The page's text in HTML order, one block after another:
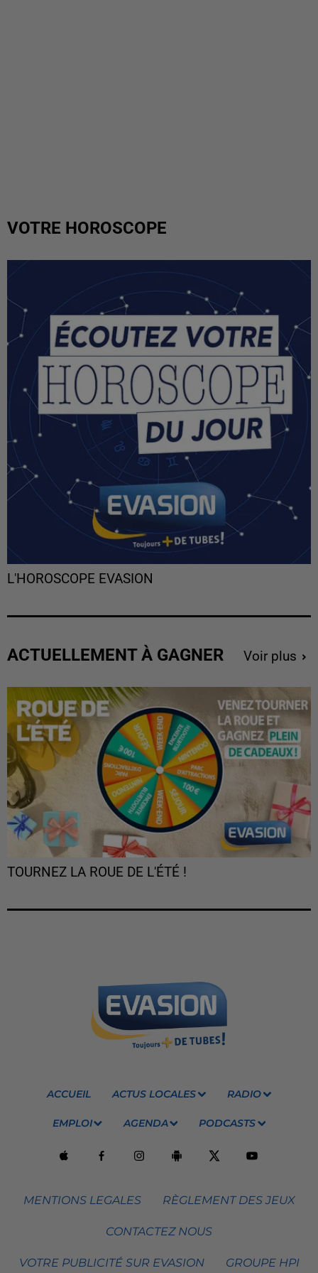
VOTRE HOROSCOPE
L'HOROSCOPE EVASION
ACTUELLEMENT À GAGNER Voir plus
TOURNEZ LA ROUE DE L'ÉTÉ !
ACCUEIL ACTUS LOCALES RADIO
EMPLOI AGENDA PODCASTS
MENTIONS LEGALES RÈGLEMENT DES JEUX
CONTACTEZ NOUS
VOTRE PUBLICITÉ SUR EVASION GROUPE HPI